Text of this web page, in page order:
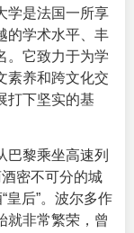
学是法国一所享
的学术水平、丰
。它致力于为学
素养和跨文化交
打下坚实的基
巴黎乘坐高速列
密不可分的城
皇后”。波尔多作
就非常繁荣，曾